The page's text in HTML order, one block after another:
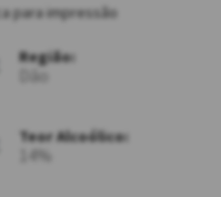
Região:
Teor Alcoólico:
14